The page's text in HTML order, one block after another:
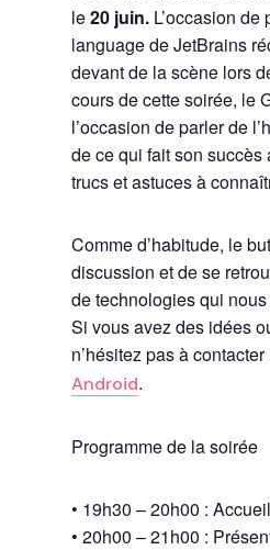
le20 juin. L’occasion
language de JetBrains
devant de la scène lors
cours de cette soirée, le
l’occasion de parler de
de ce qui fait son succès
trucs et astuces à
Comme d’habitude, le
discussion et de se
de technologies qui
Si vous avez des idées
n’hésitez pas à contacter
Android.
Programme de la soirée
• 19h30 – 20h00 : Accueil
• 20h00 – 21h00 :